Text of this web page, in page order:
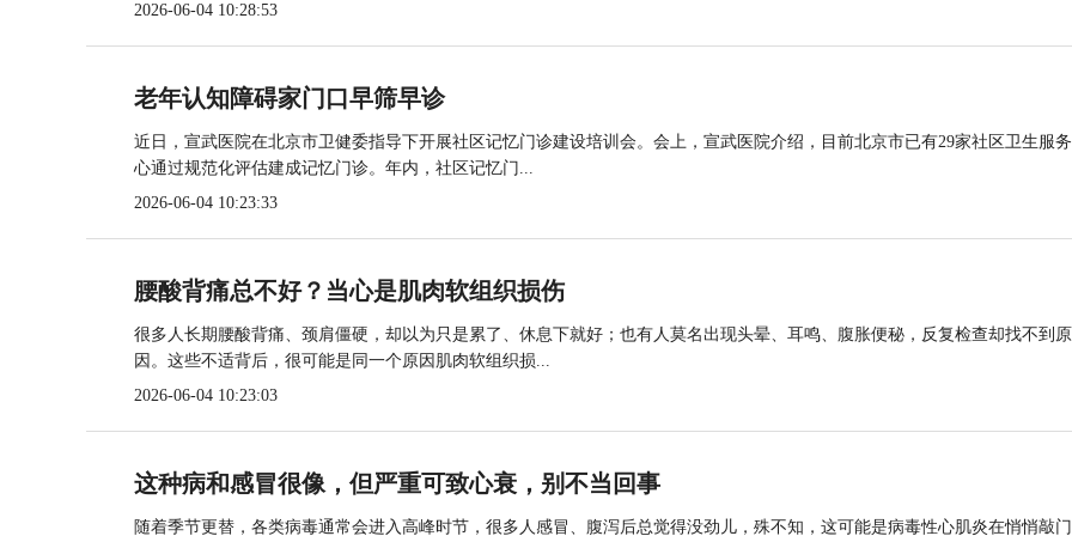
2026-06-04 10:28:53
老年认知障碍家门口早筛早诊
近日，宣武医院在北京市卫健委指导下开展社区记忆门诊建设培训会。会上，宣武医院介绍，目前北京市已有29家社区卫生服
心通过规范化评估建成记忆门诊。年内，社区记忆门...
2026-06-04 10:23:33
腰酸背痛总不好？当心是肌肉软组织损伤
很多人长期腰酸背痛、颈肩僵硬，却以为只是累了、休息下就好；也有人莫名出现头晕、耳鸣、腹胀便秘，反复检查却找不到原
因。这些不适背后，很可能是同一个原因肌肉软组织损...
2026-06-04 10:23:03
这种病和感冒很像，但严重可致心衰，别不当回事
随着季节更替，各类病毒通常会进入高峰时节，很多人感冒、腹泻后总觉得没劲儿，殊不知，这可能是病毒性心肌炎在悄悄敲